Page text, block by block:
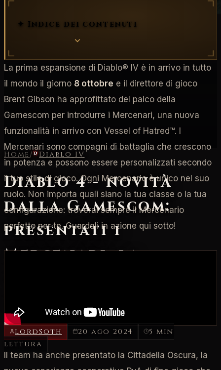
Home/ Diablo IV
Diablo 4 - novità
dalla Gamescom:
presentati i
Mercenari, la
la Città di Kurast
LordSoth 20 ago 2024
5 min
lettura
✦ Indice dei contenuti
La prima espansione di Diablo® IV è in arrivo in tutto
il mondo il giorno 8 ottobre e il direttore di gioco
Brent Gibson ha approfittato del palco della
Gamescom per introdurre i Mercenari, una nuova
funzionalità in arrivo con Vessel of Hatred™. I
Mercenari sono compagni di battaglia che crescono
in potenza e possono essere personalizzati secondo
il tuo stile di gioco. Ogni Mercenario è unico nel suo
ruolo. Non importa quali siano la tua classe o la tua
configurazione: troverai sempre il Mercenario
perfetto per te. Guardali in azione qui sotto!
Il team ha anche presentato la Cittadella Oscura, la